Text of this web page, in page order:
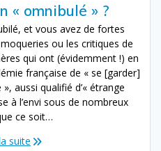
« omnibulé » ?
et vous avez de fortes
ou les critiques de
qui ont (évidemment !) en
française de « se [garder]
aussi qualifié d’« étrange
à l’envi sous de nombreux
ce soit…
suite